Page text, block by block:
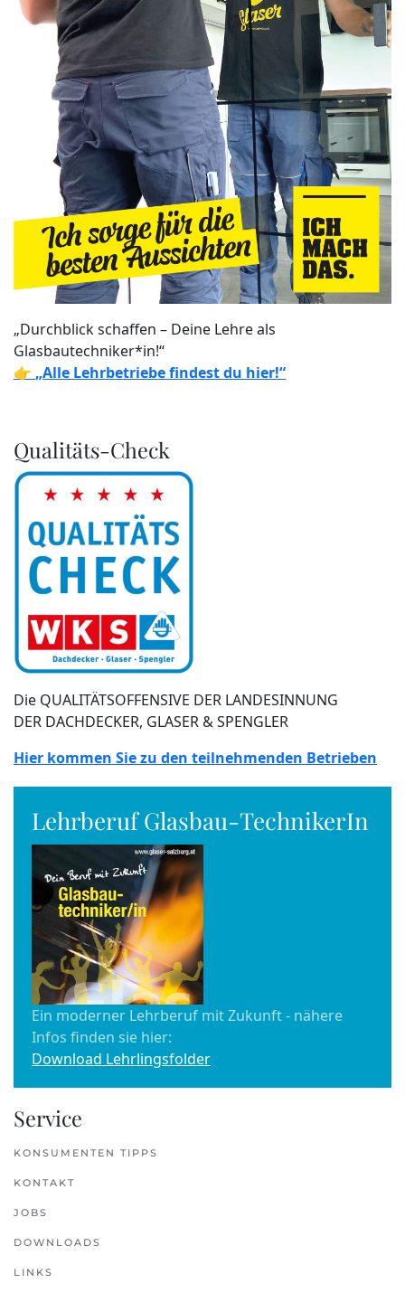
„Durchblick schaffen – Deine Lehre als
Glasbautechniker*in!“
👉 „Alle Lehrbetriebe findest du hier!“
Qualitäts-Check
Die QUALITÄTSOFFENSIVE DER LANDESINNUNG
DER DACHDECKER, GLASER & SPENGLER
Hier kommen Sie zu den teilnehmenden Betrieben
Lehrberuf Glasbau-TechnikerIn
Ein moderner Lehrberuf mit Zukunft - nähere
Infos finden sie hier:
Download Lehrlingsfolder
Service
KONSUMENTEN TIPPS
KONTAKT
JOBS
DOWNLOADS
LINKS